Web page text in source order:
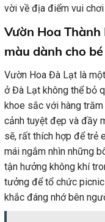
vời về địa điểm vui
Vườn Hoa
màu dành cho bé
Vườn Hoa Đà Lạt là
ở Đà Lạt không thể bỏ
khoe sắc với hàng
cảnh tuyệt đẹp và đầy
sẽ, rất thích hợp để trẻ
mái ngắm nhìn những
tận hưởng không khí
tưởng để tổ chức
khắc đáng nhớ bên